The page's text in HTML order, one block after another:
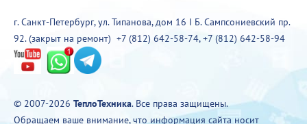
г. Санкт-Петербург, ул. Типанова, дом 16 I Б. Сампсониевский пр.
92. (закрыт на ремонт) +7 (812) 642-58-74,+7 (812) 642-58-94
© 2007-2026 ТеплоТехника. Все права защищены.
Обращаем ваше внимание, что информация сайта носит